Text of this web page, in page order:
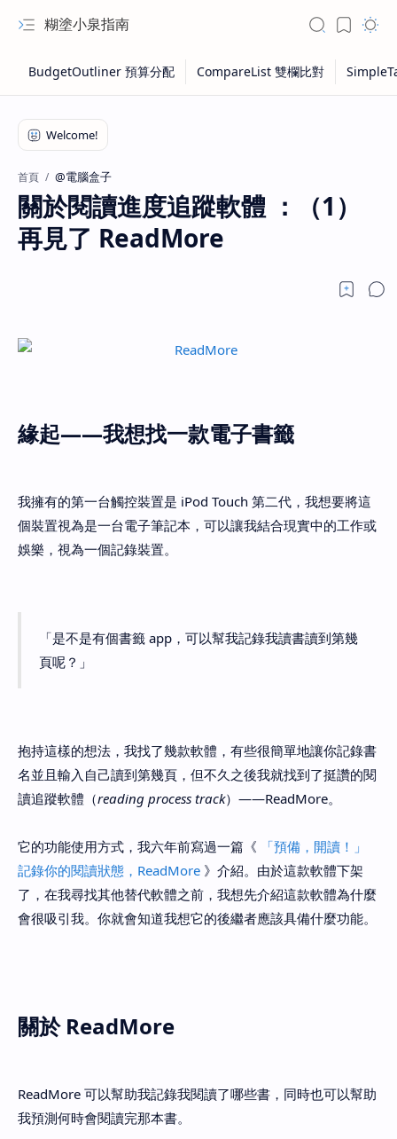
糊塗小泉指南
首頁 @電腦盒子
關於閱讀進度追蹤軟體 ：（1）
再見了 ReadMore
緣起——我想找一款電子書籤
我擁有的第一台觸控裝置是 iPod Touch 第二代，我想要將這
個裝置視為是一台電子筆記本，可以讓我結合現實中的工作或
娛樂，視為一個記錄裝置。
「是不是有個書籤 app，可以幫我記錄我讀書讀到第幾
頁呢？」
抱持這樣的想法，我找了幾款軟體，有些很簡單地讓你記錄書
名並且輸入自己讀到第幾頁，但不久之後我就找到了挺讚的閱
讀追蹤軟體（reading process track）——ReadMore。
它的功能使用方式，我六年前寫過一篇《
「預備，開讀！」
記錄你的閱讀狀態，ReadMore 》介紹。由於這款軟體下架
了，在我尋找其他替代軟體之前，我想先介紹這款軟體為什麼
會很吸引我。你就會知道我想它的後繼者應該具備什麼功能。
關於 ReadMore
ReadMore 可以幫助我記錄我閱讀了哪些書，同時也可以幫助
我預測何時會閱讀完那本書。